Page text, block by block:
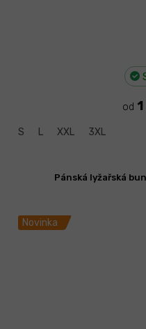
od
S L XXL 3XL
Novinka
Pánská lyžařská